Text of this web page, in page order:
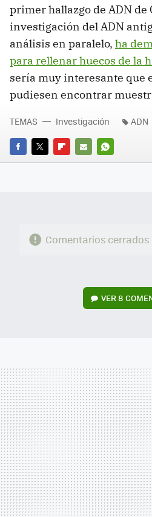
primer hallazgo de ADN de
investigación del ADN
análisis en paralelo, ha
para rellenar huecos de la
sería muy interesante que
pudiesen encontrar
FACEBOOK
TWITTERFLIPBOARD
E-
WHATSAPP
TEMAS Investigación ADN
Comentarios cerrados
VER8